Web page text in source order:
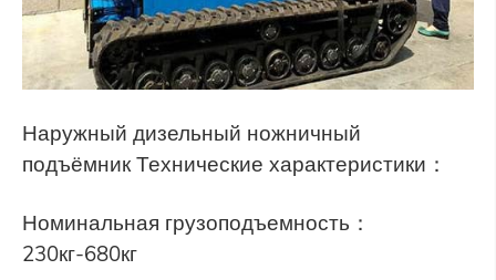
Наружный дизельный ножничный
подъёмник Технические характеристики：
Номинальная грузоподъемность：
230кг-680кг